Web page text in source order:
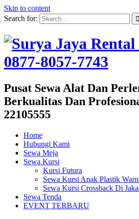
Skip to content
Search for:
Pusat Sewa Alat Dan
Berkualitas Dan
22105555
Home
Hubungi Kami
Sewa Meja
Sewa Kursi
Kursi Futura
Sewa Kursi Anak Plastik
Sewa Kursi Crossback Di
Sewa Tenda
EVENT TERBARU